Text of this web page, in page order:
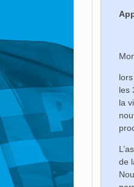
les
la
de